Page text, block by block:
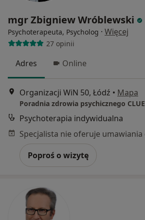
mgr Zbigniew Wróblewski
Psychoterapeuta, Psycholog · Więcej
27 opinii
Adres Online
Organizacji WiN 50, Łódź • Mapa
Poradnia zdrowia psychicznego CLUE
Psychoterapia indywidualna
Poproś o wizytę